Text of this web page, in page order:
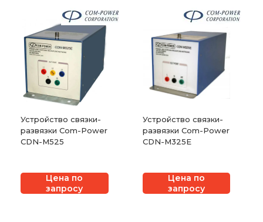
Устройство связки-
развязки Com-Power
CDN-M525
Цена по
запросу
Устройство связки-
развязки Com-Power
CDN-M325E
Цена по
запросу